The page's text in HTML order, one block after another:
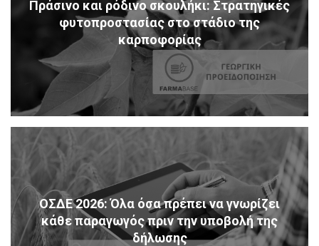
Πράσινο και ρόδινο σκουλήκι: Στρατηγικές
φυτοπροστασίας στο στάδιο της
καρποφορίας
ΟΣΔΕ 2026: Όλα όσα πρέπει να γνωρίζει
κάθε παραγωγός πριν την υποβολή της
δήλωσης